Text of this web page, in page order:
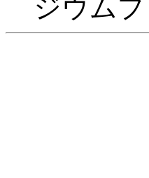
ジウム